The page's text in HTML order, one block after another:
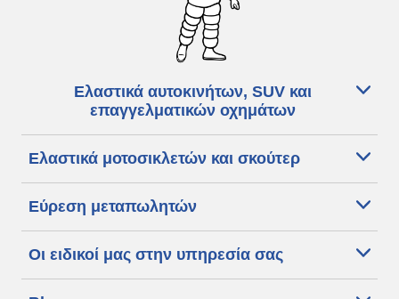
Ελαστικά αυτοκινήτων, SUV και
επαγγελματικών οχημάτων
Ελαστικά μοτοσικλετών και σκούτερ
Εύρεση μεταπωλητών
Οι ειδικοί μας στην υπηρεσία σας